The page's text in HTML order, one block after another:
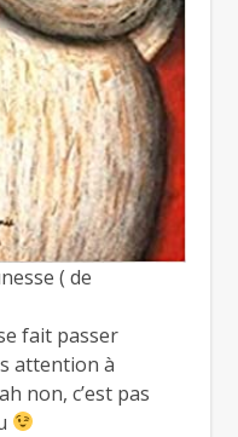
( de
fait passer
attention à
non, c’est pas